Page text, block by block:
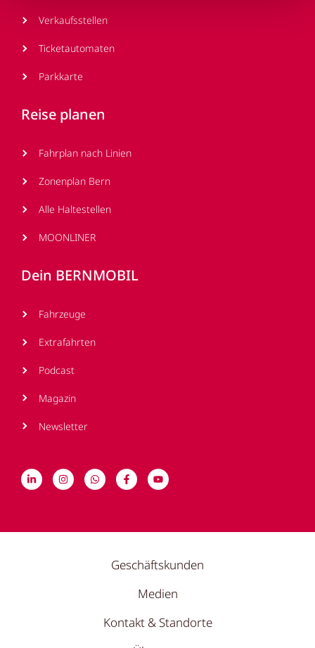
Verkaufsstellen
Ticketautomaten
Parkkarte
Reise planen
Fahrplan nach Linien
Zonenplan Bern
Alle Haltestellen
MOONLINER
Dein BERNMOBIL
Fahrzeuge
Extrafahrten
Podcast
Magazin
Newsletter
Geschäftskunden
Medien
Kontakt & Standorte